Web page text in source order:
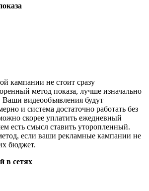
кампании не стоит сразу
метод показа, лучше изначально
видеообъявления будут
и система достаточно работать без
скорее уплатить ежедневный
есть смысл ставить уторопленный.
если ваши рекламные кампании не
бюджет.
в сетях